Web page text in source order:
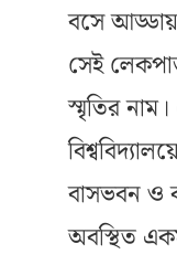
বসে আড্ডায়
সেই
স্মৃতির
বাসভবন ও
অবস্থিত